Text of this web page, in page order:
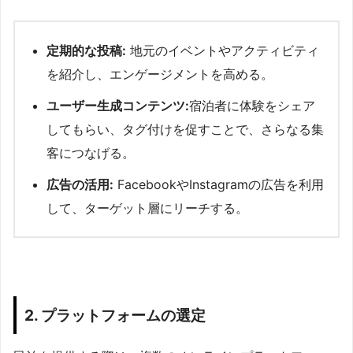
定期的な投稿: 地元のイベントやアクティビティ
を紹介し、エンゲージメントを高める。
ユーザー生成コンテンツ:宿泊者に体験をシェア
してもらい、タグ付けを促すことで、さらなる集
客につなげる。
広告の活用: FacebookやInstagramの広告を利用
して、ターゲット層にリーチする。
2. プラットフォームの選定